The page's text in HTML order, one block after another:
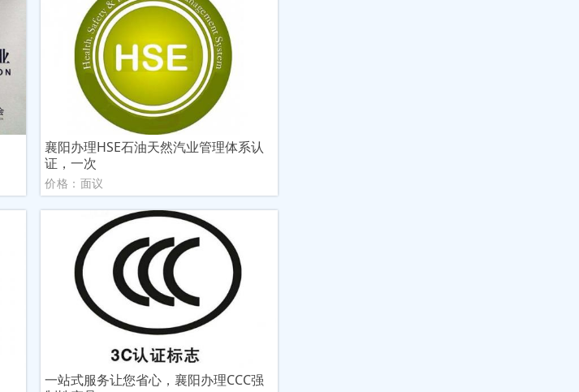
襄阳办理HSE石油天然汽业管理体系认
证，一次
价格：面议
一站式服务让您省心，襄阳办理CCC强